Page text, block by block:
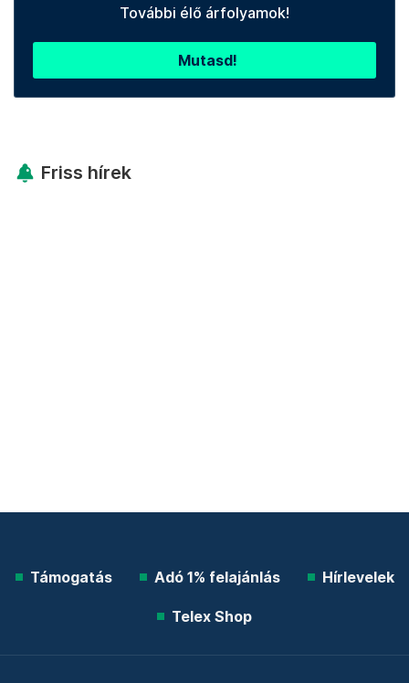
További élő árfolyamok!
Mutasd!
Friss hírek
Támogatás Adó 1% felajánlás Hírlevelek
Telex Shop